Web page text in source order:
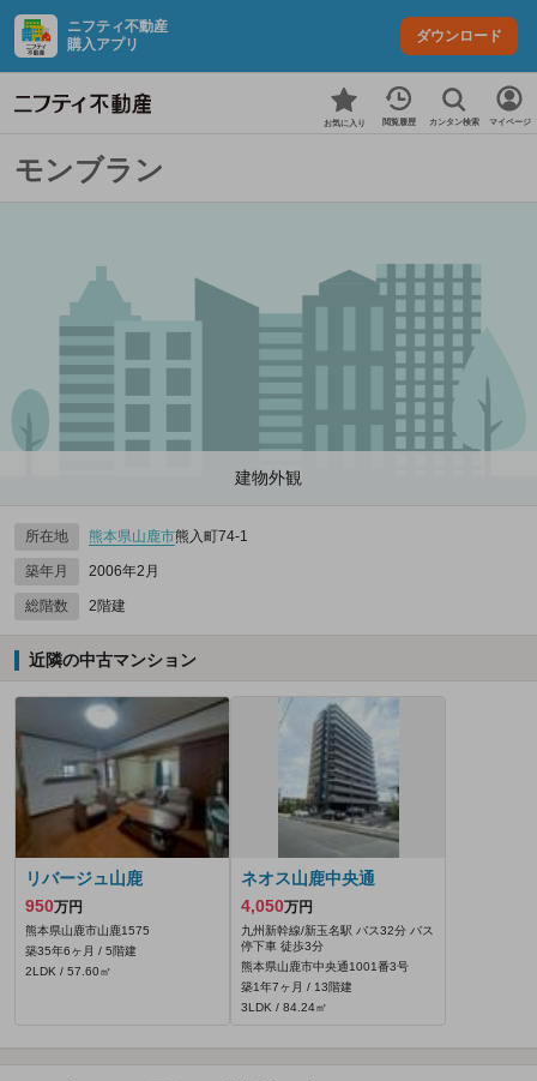
ニフティ不動産
購入アプリ
ダウンロード
お気に入り 閲覧履歴 カンタン検索 マイページ
モンブラン
建物外観
所在地 熊本県山鹿市熊入町74‐1
築年月 2006年2月
総階数 2階建
近隣の中古マンション
リバージュ山鹿
950万円
熊本県山鹿市山鹿1575
築35年6ヶ月 / 5階建
2LDK / 57.60㎡
ネオス山鹿中央通
4,050万円
九州新幹線/新玉名駅 バス32分 バス
停下車 徒歩3分
熊本県山鹿市中央通1001番3号
築1年7ヶ月 / 13階建
3LDK / 84.24㎡